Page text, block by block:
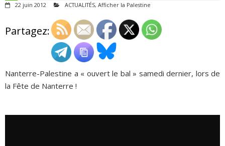
QUI SOMMES-NOUS ?
ADHÉSIONS, DONS, CONTACT
22 juin 2012 ACTUALITÉS, Afficher la Palestine
Partagez:
Nanterre-Palestine a « ouvert le bal » samedi dernier, lors de
la Fête de Nanterre !